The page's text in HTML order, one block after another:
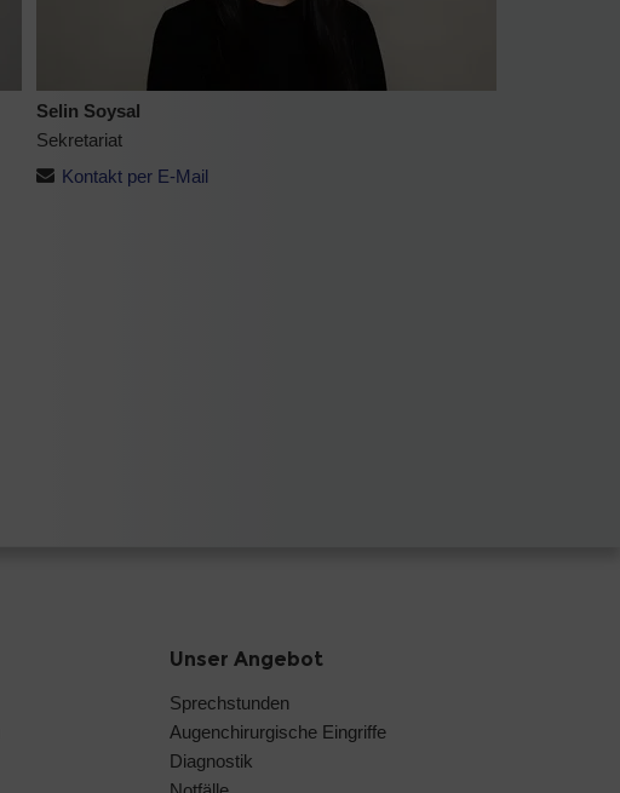
Selin Soysal
Sekretariat
Kontakt per E-Mail
Unser Angebot
Sprechstunden
Augenchirurgische Eingriffe
Diagnostik